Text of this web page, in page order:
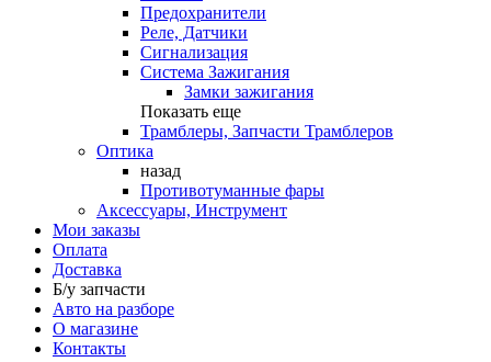
Предохранители
Реле, Датчики
Сигнализация
Система Зажигания
Замки зажигания
Показать еще
Трамблеры, Запчасти Трамблеров
Оптика
назад
Противотуманные фары
Аксессуары, Инструмент
Мои заказы
Оплата
Доставка
Б/у запчасти
Авто на разборе
О магазине
Контакты